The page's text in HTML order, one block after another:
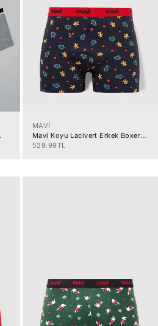
MAVİ
Mavi Koyu Lacivert Erkek Boxer
M092252-70
İndirimli fiyat
529.99TL